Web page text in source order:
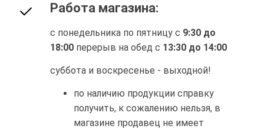
Работа магазина:
с понедельника по пятницу с 9:30 до
18:00 перерыв на обед с 13:30 до 14:00
суббота и воскресенье - выходной!
по наличию продукции справку
получить, к сожалению нельзя, в
магазине продавец не имеет